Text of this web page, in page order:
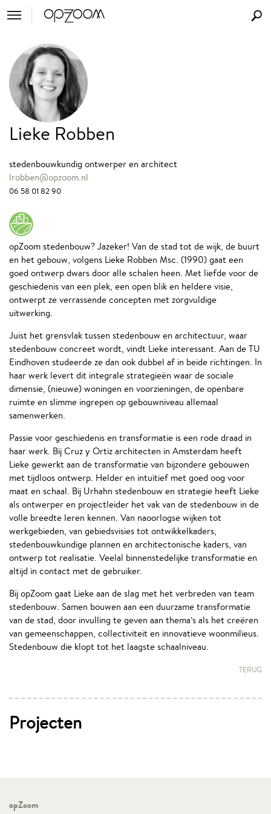
Lieke Robben
stedenbouwkundig ontwerper en architect
lrobben@opzoom.nl
06 58 01 82 90
opZoom stedenbouw? Jazeker! Van de stad tot de wijk, de buurt
en het gebouw, volgens Lieke Robben Msc. (1990) gaat een
goed ontwerp dwars door alle schalen heen. Met liefde voor de
geschiedenis van een plek, een open blik en heldere visie,
ontwerpt ze verrassende concepten met zorgvuldige
uitwerking.
Juist het grensvlak tussen stedenbouw en architectuur, waar
stedenbouw concreet wordt, vindt Lieke interessant. Aan de TU
Eindhoven studeerde ze dan ook dubbel af in beide richtingen. In
haar werk levert dit integrale strategieën waar de sociale
dimensie, (nieuwe) woningen en voorzieningen, de openbare
ruimte en slimme ingrepen op gebouwniveau allemaal
samenwerken.
Passie voor geschiedenis en transformatie is een rode draad in
haar werk. Bij Cruz y Ortiz architecten in Amsterdam heeft
Lieke gewerkt aan de transformatie van bijzondere gebouwen
met tijdloos ontwerp. Helder en intuïtief met goed oog voor
maat en schaal. Bij Urhahn stedenbouw en strategie heeft Lieke
als ontwerper en projectleider het vak van de stedenbouw in de
volle breedte leren kennen. Van naoorlogse wijken tot
werkgebieden, van gebiedsvisies tot ontwikkelkaders,
stedenbouwkundige plannen en architectonische kaders, van
ontwerp tot realisatie. Veelal binnenstedelijke transformatie en
altijd in contact met de gebruiker.
Bij opZoom gaat Lieke aan de slag met het verbreden van team
stedenbouw. Samen bouwen aan een duurzame transformatie
van de stad, door invulling te geven aan thema’s als het creëren
van gemeenschappen, collectiviteit en innovatieve woonmilieus.
Stedenbouw die klopt tot het laagste schaalniveau.
TERUG
Projecten
opZoom